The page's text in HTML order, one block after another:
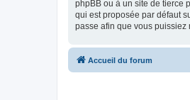
phpBB ou à un site de tierce
qui est proposée par défaut
passe afin que vous puissiez
Accueil du forum